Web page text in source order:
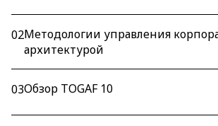
02Методологии управления
архитектурой
03Обзор TOGAF 10